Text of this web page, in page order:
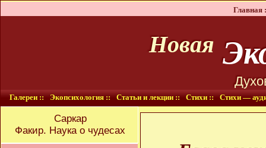
Главная
Новая
Галереи :: Экопсихология :: Статьи и лекции :: Стихи :: Стихи —
Саркар
Факир. Наука о чудесах